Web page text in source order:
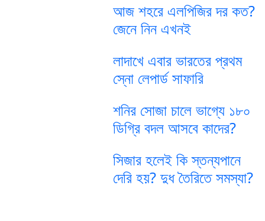
আজ শহরে এলপিজির দর কত?
জেনে নিন এখনই
লাদাখে এবার ভারতের প্রথম
স্নো লেপার্ড সাফারি
শনির সোজা চালে ভাগ্যে ১৮০
ডিগ্রি বদল আসবে কাদের?
সিজার হলেই কি স্তন্যপানে
দেরি হয়? দুধ তৈরিতে সমস্যা?